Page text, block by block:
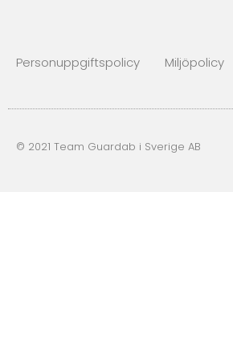
Personuppgiftspolicy Miljöpolicy
© 2021 Team Guardab i Sverige AB